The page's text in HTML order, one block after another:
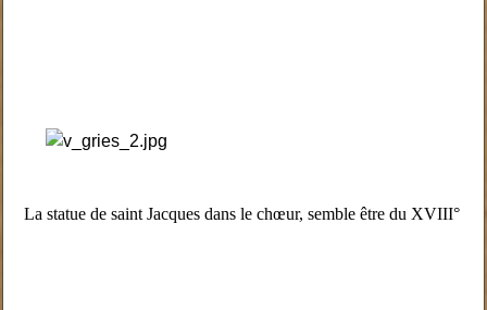
La statue de saint Jacques dans le chœur, semble être du XVIII°